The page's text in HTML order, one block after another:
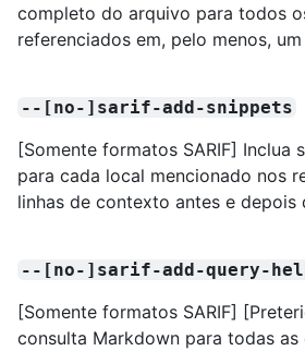
completo do arquivo para todos
referenciados em, pelo menos,
--[no-]sarif-add-snippets
[Somente formatos SARIF] Inclua
para cada local mencionado nos
linhas de contexto antes e depois
--[no-]sarif-add-query-
[Somente formatos SARIF]
consulta Markdown para todas as